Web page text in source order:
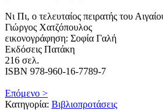
Νι Πι, ο τελευταίος πειρατής του
Γιώργος Χατζόπουλος
εικονογράφηση: Σοφία Γαλή
Εκδόσεις Πατάκη
216 σελ.
ISBN 978-960-16-7789-7
Επόμενο >
Κατηγορία: Βιβλιοπροτάσεις